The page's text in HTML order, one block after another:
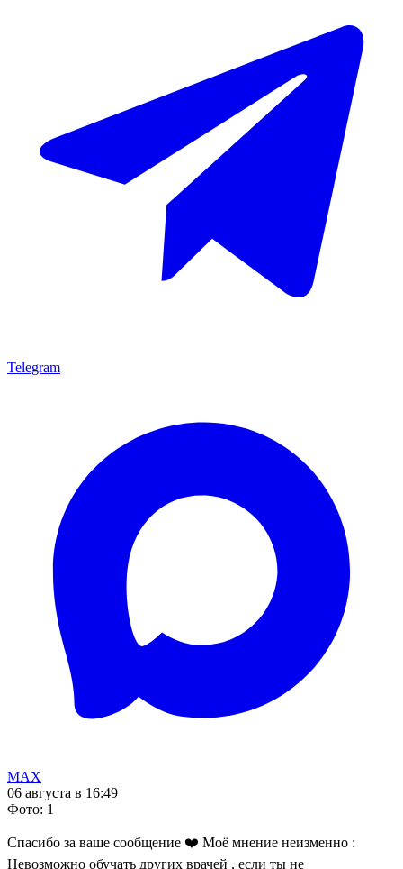
Telegram
MAX
06 августа в 16:49
Фото: 1
Спасибо за ваше сообщение ❤️ Моё мнение неизменно :
Невозможно обучать других врачей , если ты не